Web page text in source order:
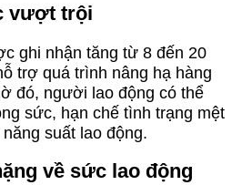
vượt trội
ghi nhận tăng từ 8 đến 20
trợ quá trình nâng hạ hàng
đó, người lao động có thể
sức, hạn chế tình trạng mệt
suất lao động.
về sức lao động